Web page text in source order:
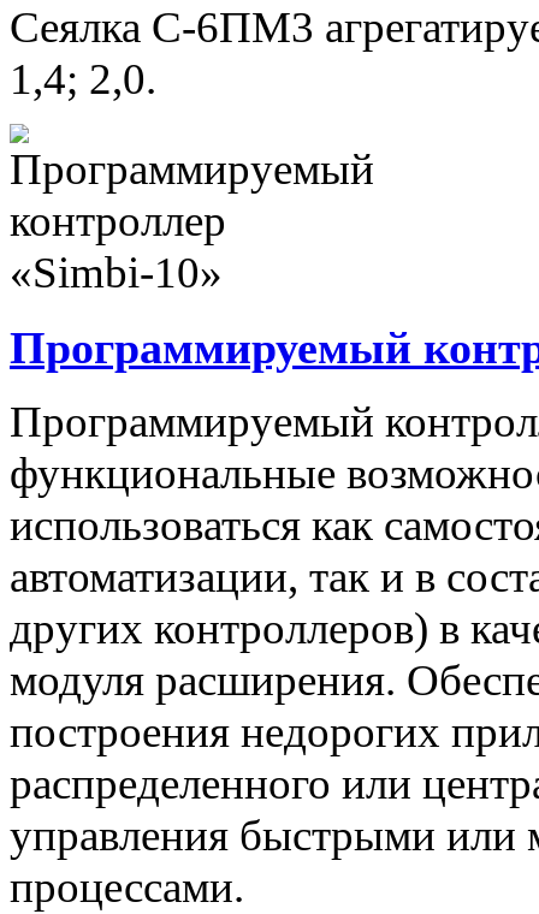
Сеялка С-6ПМ3
1,4; 2,0.
Программируемый
Программируемый
функциональные
использоваться как
автоматизации, так и в
других контроллеров) в
модуля расширения.
построения недорогих
распределенного или
управления быстрыми или
процессами.